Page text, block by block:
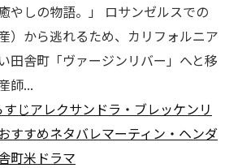
やしの物語。」 ロサンゼルスでの
）から逃れるため、カリフォルニア
田舎町「ヴァージンリバー」へと移
師...
じアレクサンドラ・ブレッケンリ
すすめネタバレマーティン・ヘンダ
町米ドラマ